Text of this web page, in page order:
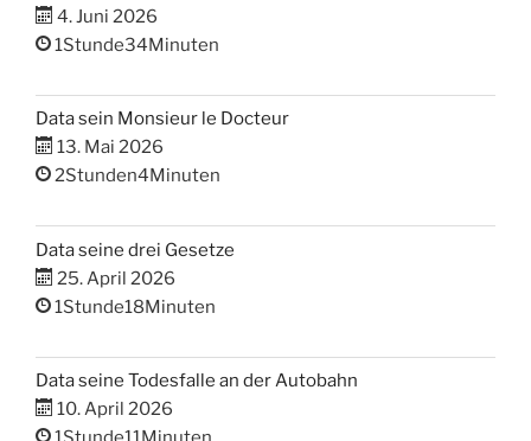
4. Juni 2026
1Stunde34Minuten
Data sein Monsieur le Docteur
13. Mai 2026
2Stunden4Minuten
Data seine drei Gesetze
25. April 2026
1Stunde18Minuten
Data seine Todesfalle an der Autobahn
10. April 2026